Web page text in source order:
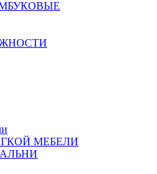
МЕБЕЛИ